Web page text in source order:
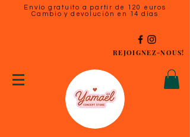
Envío gratuito a partir de 120 euros
Cambio y devolución en 14 días
REJOIGNEZ-NOUS!